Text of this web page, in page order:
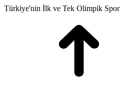
Türkiye'nin İlk ve Tek Olimpik Spor